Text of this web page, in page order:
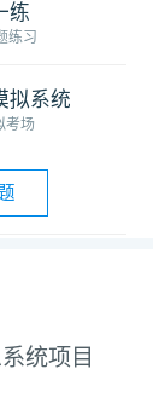
练
练习
拟系统
考场